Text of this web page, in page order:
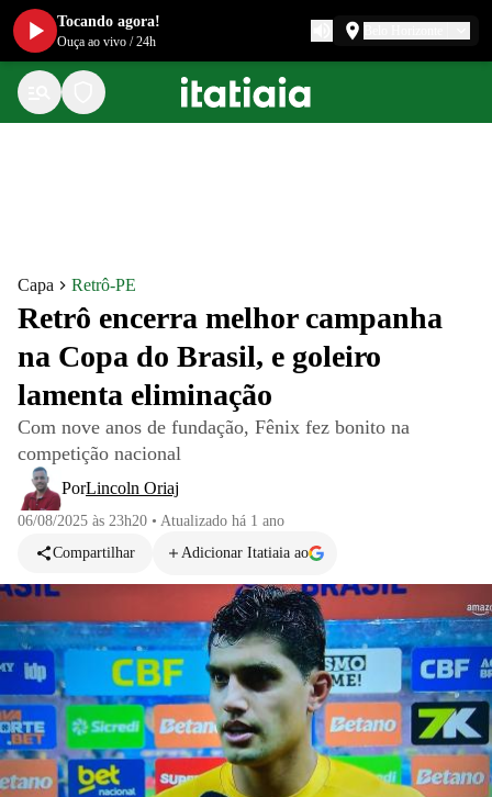
Capa Retrô-PE
Retrô encerra melhor campanha
na Copa do Brasil, e goleiro
lamenta eliminação
Com nove anos de fundação, Fênix fez bonito na
competição nacional
PorLincoln Oriaj
06/08/2025 às 23h20 • Atualizado há 1 ano
Compartilhar
Adicionar Itatiaia ao
Tocando agora!
Ouça ao vivo /24h